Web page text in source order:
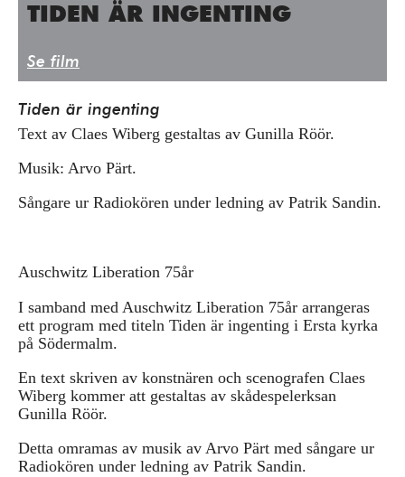
Press/Media
Deltagare
Integritetspolicy
Donera
TIDEN ÄR INGENTING
Se film
Tiden är ingenting
Text av Claes Wiberg gestaltas av Gunilla Röör.
Musik: Arvo Pärt.
Sångare ur Radiokören under ledning av Patrik Sandin.
Auschwitz Liberation 75år
I samband med Auschwitz Liberation 75år arrangeras
ett program med titeln Tiden är ingenting i Ersta kyrka
på Södermalm.
En text skriven av konstnären och scenografen Claes
Wiberg kommer att gestaltas av skådespelerksan
Gunilla Röör.
Detta omramas av musik av Arvo Pärt med sångare ur
Radiokören under ledning av Patrik Sandin.